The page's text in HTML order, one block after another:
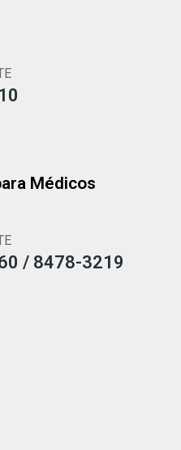
Médicos
/ 8478-3219